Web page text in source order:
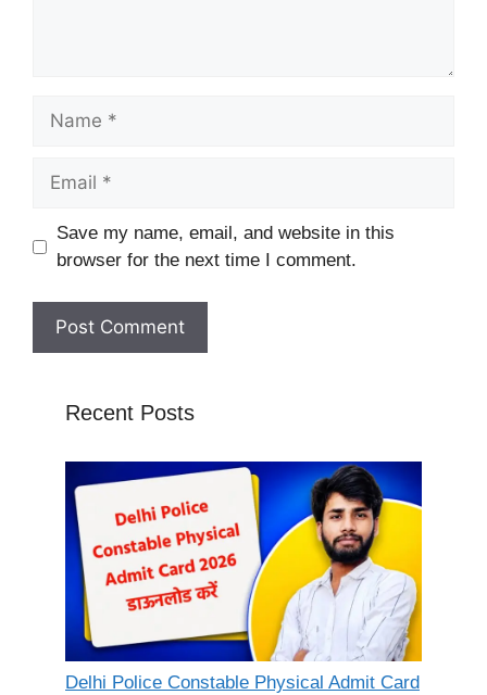
Name
Email
Website
Save my name, email, and website in this
browser for the next time I comment.
Recent Posts
Delhi Police Constable Physical Admit Card